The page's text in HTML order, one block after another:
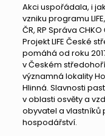
Akci uspořádala, i
vzniku programu
ČR, RP Správa
Projekt LIFE České
pomáhá od roku
v Českém
významná lokality
Hlinná. Slavnosti
v oblasti osvěty a
obyvatel a vlastníků
hospodářství.